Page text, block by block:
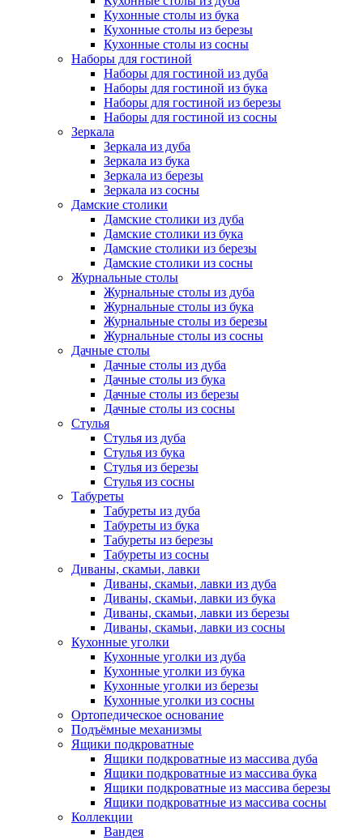
Кухонные столы из бука
Кухонные столы из березы
Кухонные столы из сосны
Наборы для гостиной
Наборы для гостиной из дуба
Наборы для гостиной из бука
Наборы для гостиной из березы
Наборы для гостиной из сосны
Зеркала
Зеркала из дуба
Зеркала из бука
Зеркала из березы
Зеркала из сосны
Дамские столики
Дамские столики из дуба
Дамские столики из бука
Дамские столики из березы
Дамские столики из сосны
Журнальные столы
Журнальные столы из дуба
Журнальные столы из бука
Журнальные столы из березы
Журнальные столы из сосны
Дачные столы
Дачные столы из дуба
Дачные столы из бука
Дачные столы из березы
Дачные столы из сосны
Стулья
Стулья из дуба
Стулья из бука
Стулья из березы
Стулья из сосны
Табуреты
Табуреты из дуба
Табуреты из бука
Табуреты из березы
Табуреты из сосны
Диваны, скамьи, лавки
Диваны, скамьи, лавки из дуба
Диваны, скамьи, лавки из бука
Диваны, скамьи, лавки из березы
Диваны, скамьи, лавки из сосны
Кухонные уголки
Кухонные уголки из дуба
Кухонные уголки из бука
Кухонные уголки из березы
Кухонные уголки из сосны
Ортопедическое основание
Подъёмные механизмы
Ящики подкроватные
Ящики подкроватные из массива дуба
Ящики подкроватные из массива бука
Ящики подкроватные из массива березы
Ящики подкроватные из массива сосны
Коллекции
Вандея